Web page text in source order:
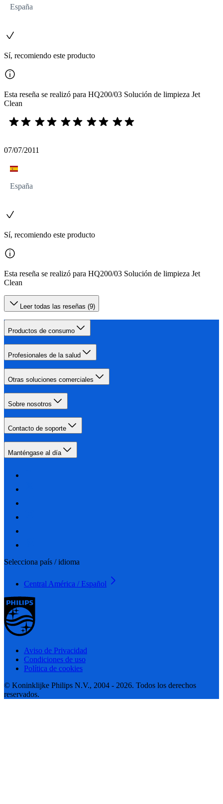
España
Sí, recomiendo este producto
Esta reseña se realizó para HQ200/03 Solución de limpieza Jet
Clean
07/07/2011
España
Sí, recomiendo este producto
Esta reseña se realizó para HQ200/03 Solución de limpieza Jet
Clean
Leer todas las reseñas (9)
Productos de consumo
Profesionales de la salud
Otras soluciones comerciales
Sobre nosotros
Contacto de soporte
Manténgase al día
Selecciona país / idioma
Central América / Español
Aviso de Privacidad
Condiciones de uso
Política de cookies
© Koninklijke Philips N.V., 2004 - 2026. Todos los derechos
reservados.